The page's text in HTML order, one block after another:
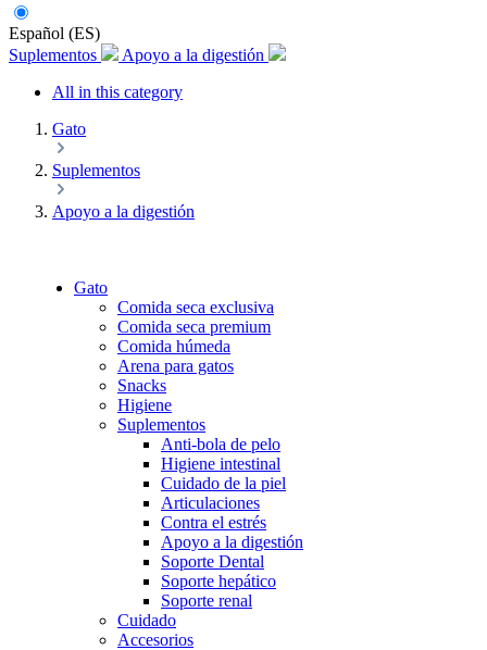
Español (ES)
Suplementos
Apoyo a la digestión
All in this category
Gato
Suplementos
Apoyo a la digestión
Gato
Comida seca exclusiva
Comida seca premium
Comida húmeda
Arena para gatos
Snacks
Higiene
Suplementos
Anti-bola de pelo
Higiene intestinal
Cuidado de la piel
Articulaciones
Contra el estrés
Apoyo a la digestión
Soporte Dental
Soporte hepático
Soporte renal
Cuidado
Accesorios